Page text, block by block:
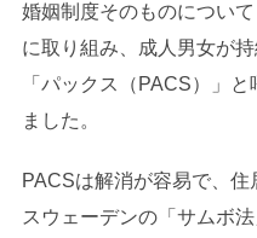
婚姻制度そのものについ
に取り組み、成人男女が
「パックス（PACS）」
ました。
PACSは解消が容易で、住
スウェーデンの「サムボ